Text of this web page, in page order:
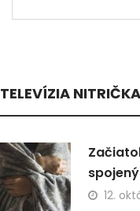
TELEVÍZIA NITRIČKA
12.